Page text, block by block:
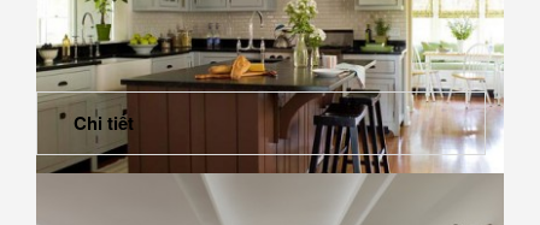
Chi tiết